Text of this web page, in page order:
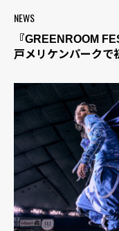
NEWS
『GREENROOM
戸メリケンパークで